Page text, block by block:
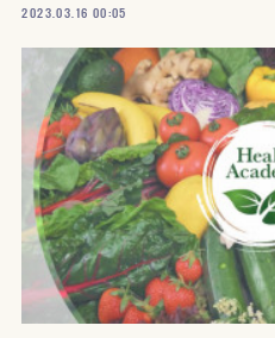
2023.03.16 00:05